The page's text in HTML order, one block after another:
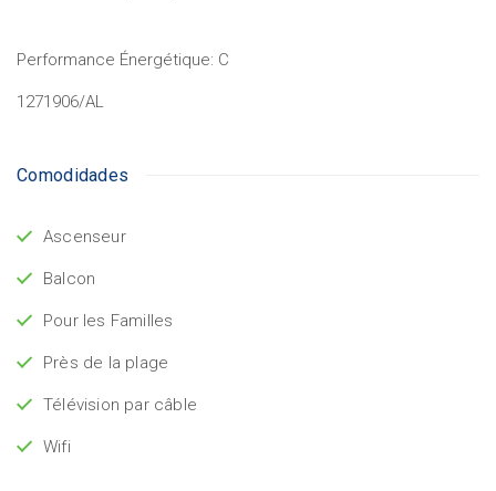
Performance Énergétique: C
1271906/AL
Comodidades
Ascenseur
Balcon
Pour les Familles
Près de la plage
Télévision par câble
Wifi